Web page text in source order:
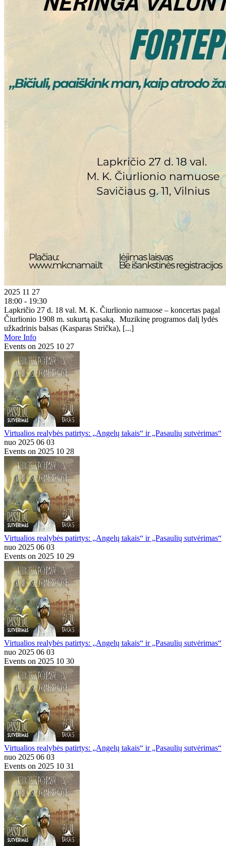
2025 11 27
18:00 - 19:30
Lapkričio 27 d. 18 val. M. K. Čiurlionio namuose – koncertas pagal
Čiurlionio 1908 m. sukurtą pasaką. Muzikinę programos dalį lydės
užkadrinis balsas (Kasparas Strička), [...]
More Info
Events on 2025 10 27
Virtualios realybės patirtys: „Angelų takais“ ir „Pasaulių sutvėrimas“
nuo 2025 06 03
Events on 2025 10 28
Virtualios realybės patirtys: „Angelų takais“ ir „Pasaulių sutvėrimas“
nuo 2025 06 03
Events on 2025 10 29
Virtualios realybės patirtys: „Angelų takais“ ir „Pasaulių sutvėrimas“
nuo 2025 06 03
Events on 2025 10 30
Virtualios realybės patirtys: „Angelų takais“ ir „Pasaulių sutvėrimas“
nuo 2025 06 03
Events on 2025 10 31